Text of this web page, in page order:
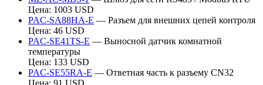
Цена: 1003 USD
PAC-SA88HA-E — Разъем для внешних цепей контроля
Цена: 46 USD
PAC-SE41TS-E — Выносной датчик комнатной
температуры
Цена: 133 USD
PAC-SE55RA-E — Ответная часть к разъему CN32